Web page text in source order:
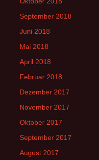
September 2018
Juni 2018
Mai 2018
April 2018
Februar 2018
Dezember 2017
November 2017
Oktober 2017
September 2017
August 2017